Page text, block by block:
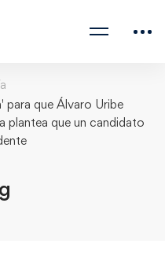
para que Álvaro Uribe
plantea que un candidato